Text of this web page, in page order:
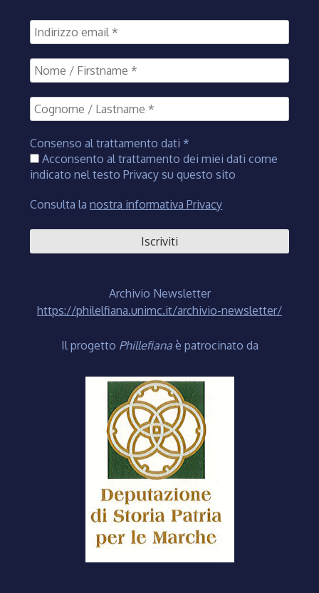
Consenso al trattamento dati *
Acconsento al trattamento dei miei dati come
indicato nel testo Privacy su questo sito
Consulta lanostra informativa Privacy
Archivio Newsletter
https://philelfiana.unimc.it/archivio-newsletter/
Il progetto Phillefiana è patrocinato da